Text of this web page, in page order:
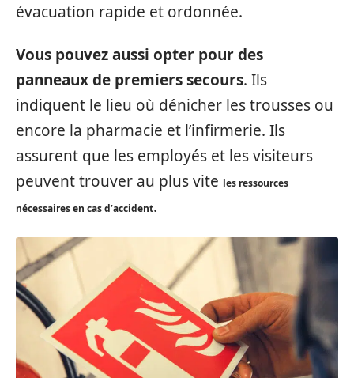
évacuation rapide et ordonnée.
Vous pouvez aussi opter pour des
panneaux de premiers secours. Ils
indiquent le lieu où dénicher les trousses ou
encore la pharmacie et l’infirmerie. Ils
assurent que les employés et les visiteurs
peuvent trouver au plus vite les ressources
nécessaires en cas d’accident.